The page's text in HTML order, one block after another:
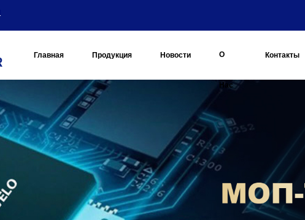
Главная Продукция Новости О
Нас
Контакты